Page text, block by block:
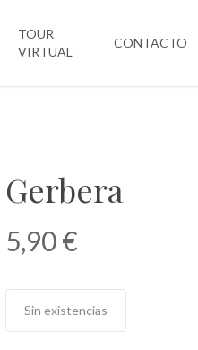
TOUR
VIRTUAL
CONTACTO
Gerbera
5,90€
Sin existencias